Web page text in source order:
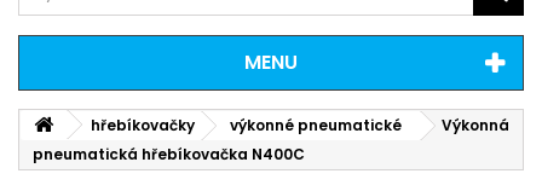
MENU
hřebíkovačky výkonné pneumatické
Výkonná
pneumatická hřebíkovačka N400C